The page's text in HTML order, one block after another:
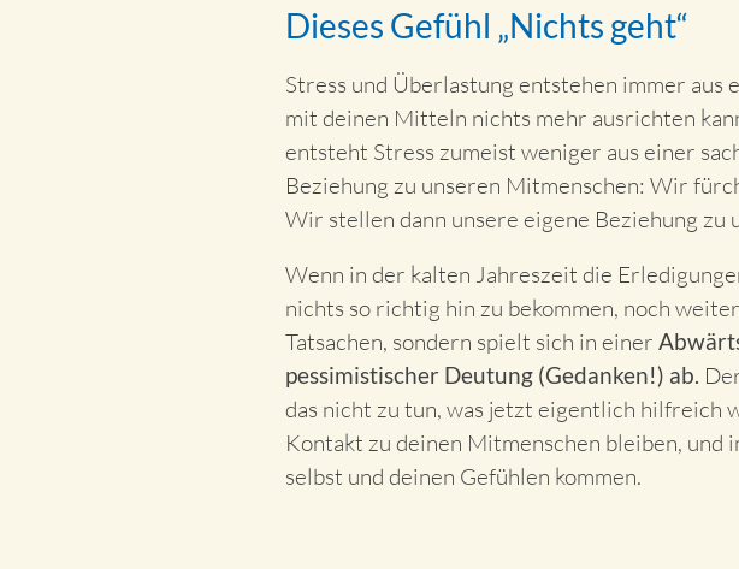
Dieses Gefühl „Nichts geht“
Stress und Überlastung entstehen immer
mit deinen Mitteln nichts mehr ausrichten
entsteht Stress zumeist weniger aus einer
Beziehung zu unseren Mitmenschen: Wir
Wir stellen dann unsere eigene Beziehung zu
Wenn in der kalten Jahreszeit die
nichts so richtig hin zu bekommen, noch
Tatsachen, sondern spielt sich in einer
pessimistischer Deutung (Gedanken!) ab.
das nicht zu tun, was jetzt eigentlich
Kontakt zu deinen Mitmenschen bleiben,
selbst und deinen Gefühlen kommen.